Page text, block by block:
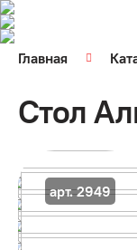
Главная
Стол
арт. 2949